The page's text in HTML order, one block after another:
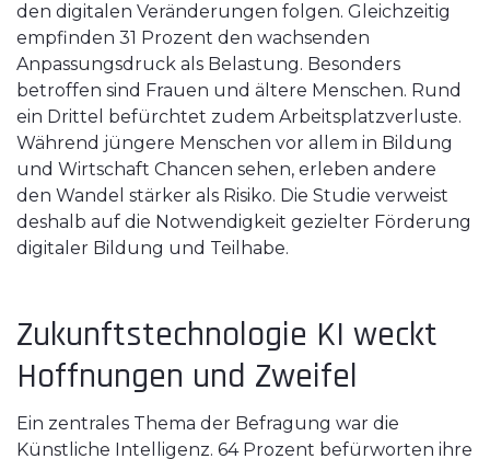
den digitalen Veränderungen folgen. Gleichzeitig
empfinden 31 Prozent den wachsenden
Anpassungsdruck als Belastung. Besonders
betroffen sind Frauen und ältere Menschen. Rund
ein Drittel befürchtet zudem Arbeitsplatzverluste.
Während jüngere Menschen vor allem in Bildung
und Wirtschaft Chancen sehen, erleben andere
den Wandel stärker als Risiko. Die Studie verweist
deshalb auf die Notwendigkeit gezielter Förderung
digitaler Bildung und Teilhabe.
Zukunftstechnologie KI weckt
Hoffnungen und Zweifel
Ein zentrales Thema der Befragung war die
Künstliche Intelligenz. 64 Prozent befürworten ihre